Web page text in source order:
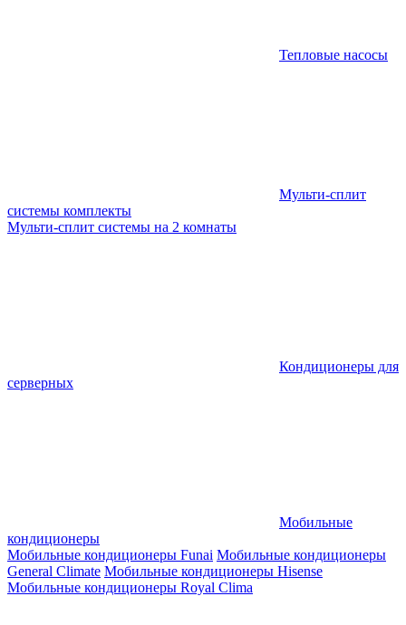
Тепловые насосы
Мульти-сплит
системы комплекты
Мульти-сплит системы на 2 комнаты
Кондиционеры для
серверных
Мобильные
кондиционеры
Мобильные кондиционеры Funai Мобильные кондиционеры
General Climate Мобильные кондиционеры Hisense
Мобильные кондиционеры Royal Clima